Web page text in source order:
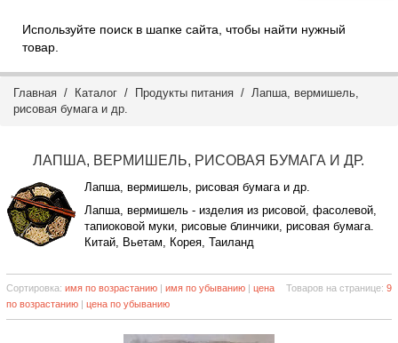
Используйте поиск в шапке сайта, чтобы найти нужный
товар.
Главная / Каталог / Продукты питания / Лапша, вермишель,
рисовая бумага и др.
ЛАПША, ВЕРМИШЕЛЬ, РИСОВАЯ БУМАГА И ДР.
Лапша, вермишель, рисовая бумага и др.
Лапша, вермишель - изделия из рисовой, фасолевой,
тапиоковой муки, рисовые блинчики, рисовая бумага.
Китай, Вьетам, Корея, Таиланд
Товаров на странице:9
Сортировка: имя по возрастанию| имя по убыванию| цена
по возрастанию| цена по убыванию